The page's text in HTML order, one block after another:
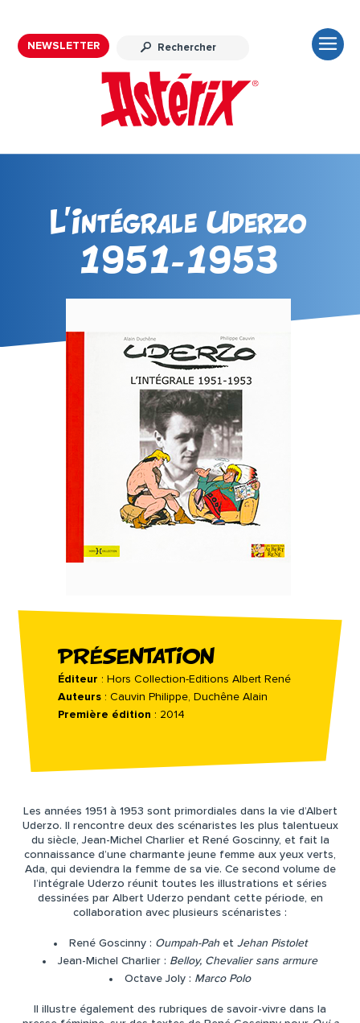
NEWSLETTER
L’Intégrale Uderzo
1951-1953
PRÉSENTATION
Éditeur : Hors Collection-Editions Albert René
Auteurs : Cauvin Philippe, Duchêne Alain
Première édition : 2014
Les années 1951 à 1953 sont primordiales dans la vie d’Albert
Uderzo. Il rencontre deux des scénaristes les plus talentueux
du siècle, Jean-Michel Charlier et René Goscinny, et fait la
connaissance d’une charmante jeune femme aux yeux verts,
Ada, qui deviendra la femme de sa vie. Ce second volume de
l’intégrale Uderzo réunit toutes les illustrations et­ séries
dessinées par Albert Uderzo pendant cette période, en
collaboration avec plusieurs scénaristes :
René Goscinny : Oumpah-Pahet Jehan Pistolet
Jean-Michel Charlier : Belloy, Chevalier sans armure
Octave Joly : Marco Polo
Il illustre également des rubriques de savoir-vivre dans la